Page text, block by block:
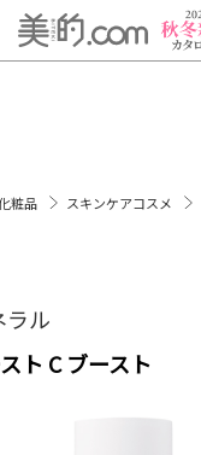
粧品 スキンケアコスメ
ラル
ト C ブースト